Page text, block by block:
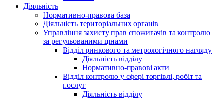
Діяльність
Нормативно-правова база
Діяльність територіальних органів
Управління захисту прав споживачів та контролю
за регульованими цінами
Відділ ринкового та метрологічного нагляду
Діяльність відділу
Нормативно-правові акти
Відділ контролю у сфері торгівлі, робіт та
послуг
Діяльність відділу